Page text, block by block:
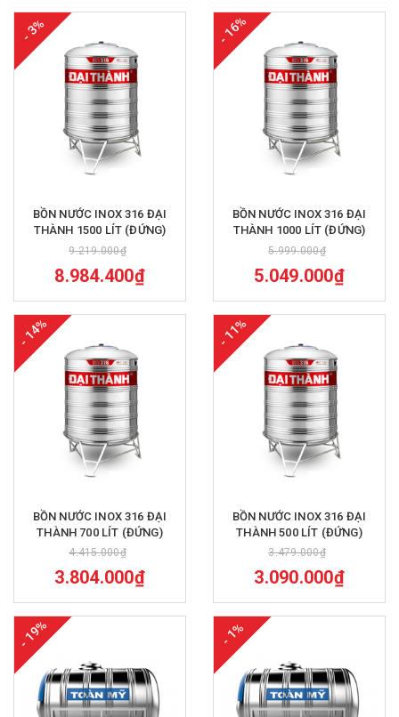
- 3%
BỒN NƯỚC INOX 316 ĐẠI
THÀNH 1500 LÍT (ĐỨNG)
9.219.000₫
8.984.400₫
- 16%
BỒN NƯỚC INOX 316 ĐẠI
THÀNH 1000 LÍT (ĐỨNG)
5.999.000₫
5.049.000₫
- 14%
BỒN NƯỚC INOX 316 ĐẠI
THÀNH 700 LÍT (ĐỨNG)
4.415.000₫
3.804.000₫
- 11%
BỒN NƯỚC INOX 316 ĐẠI
THÀNH 500 LÍT (ĐỨNG)
3.479.000₫
3.090.000₫
- 19% - 1%